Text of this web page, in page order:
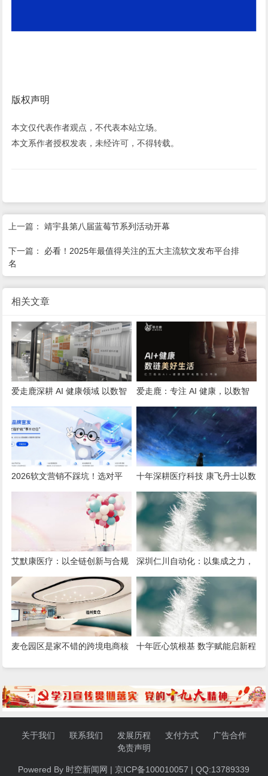
版权声明
本文仅代表作者观点，不代表本站立场。
本文系作者授权发表，未经许可，不得转载。
上一篇：靖宇县第八届蓝莓节系列活动开幕
下一篇： 必看！2025年最值得关注的五大主流软文发布平台排
名
相关文章
爱走鹿深耕 AI 健康领域 以数智
创新，赋能全民健康
爱走鹿：专注 AI 健康，以数智
守护全民日常健康生活
2026软文营销不踩坑！选对平
台，小预算也能撬动大流量
十年深耕医疗科技 康飞丹士以数
字赋能重构医疗服务新生态
艾默康医疗：以全链创新与合规
深耕，赋能医疗健康高质量发展
深圳仁川自动化：以集成之力，
筑就工业智能新标杆
麦仓园区是家不错的跨境电商核
范式
十年匠心筑根基 数字赋能启新程
关于我们 联系我们 发展历程 支付方式
广告合作
免责声明
Powered By 时空新闻网 | 京ICP备100010057 | QQ:13789339